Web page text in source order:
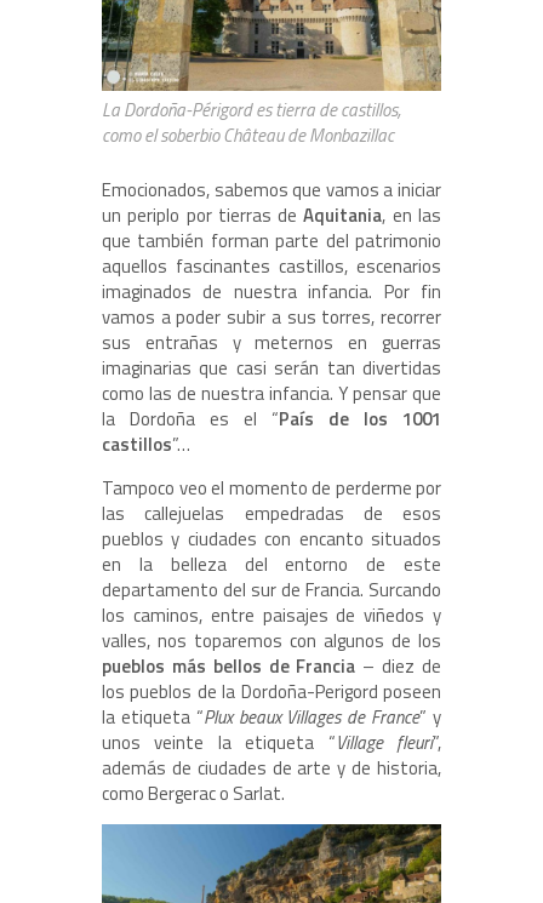
La Dordoña-Périgord es tierra de castillos,
como el soberbio Château de Monbazillac
Emocionados, sabemos que vamos a iniciar
un periplo por tierras deAquitania, en las
que también forman parte del patrimonio
aquellos fascinantes castillos, escenarios
imaginados de nuestra infancia. Por fin
vamos a poder subir a sus torres, recorrer
sus entrañas y meternos en guerras
imaginarias que casi serán tan divertidas
como las de nuestra infancia. Y pensar que
la Dordoña es el “País de los 1001
castillos”…
Tampoco veo el momento de perderme por
las callejuelas empedradas de esos
pueblos y ciudades con encanto situados
en la belleza del entorno de este
departamento del sur de Francia. Surcando
los caminos, entre paisajes de viñedos y
valles, nos toparemos con algunos de los
pueblos más bellos de Francia – diez de
los pueblos de la Dordoña-Perigord poseen
la etiqueta “Plux beaux Villages de France” y
unos veinte la etiqueta “Village fleuri”,
además de ciudades de arte y de historia,
como Bergerac o Sarlat.